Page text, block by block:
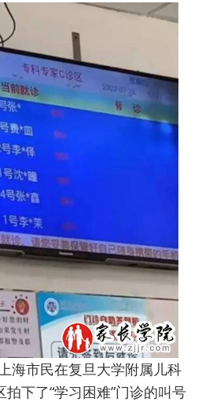
市民在复旦大学附属儿科
下了“学习困难”门诊的叫号